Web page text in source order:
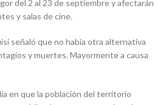
del 2 al 23 de septiembre y afectarán
y salas de cine.
señaló que no había otra alternativa
y muertes. Mayormente a causa
en que la población del territorio